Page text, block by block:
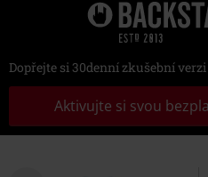
Dopřejte si 30denní zkušební verzi
Aktivujte si svou